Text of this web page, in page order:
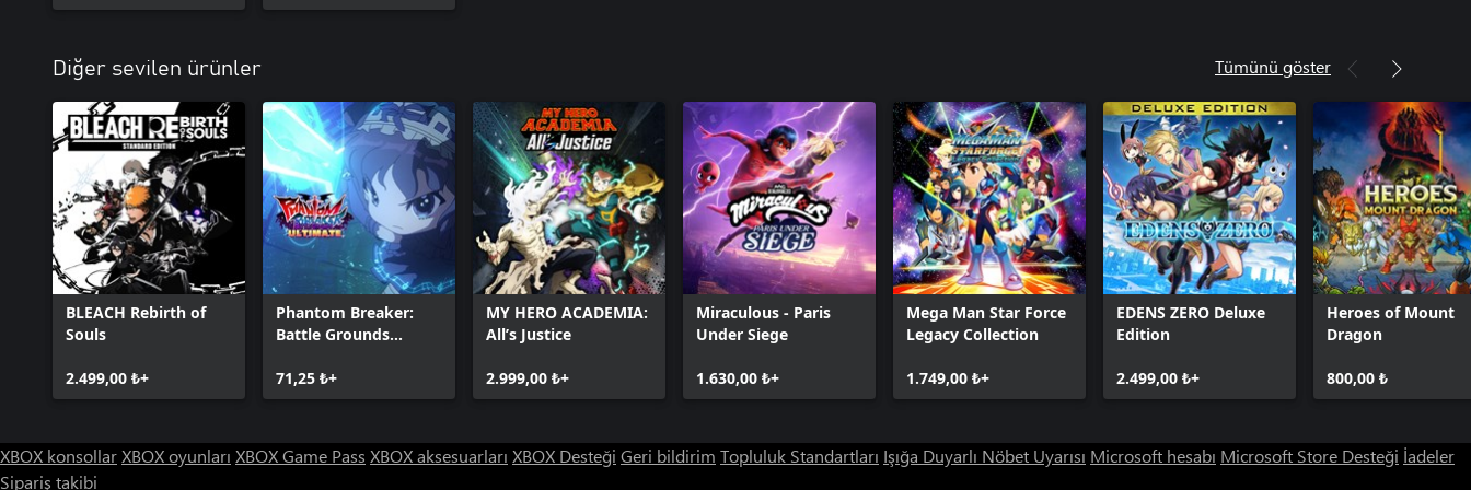
Diğer sevilen ürünler Tümünü göster
BLEACH Rebirth of
Souls
2.499,00 ₺+
Phantom Breaker:
Battle Grounds
71,25 ₺+
MY HERO ACADEMIA:
All’s Justice
2.999,00 ₺+
Miraculous - Paris
Under Siege
1.630,00 ₺+
Mega Man Star Force
Legacy Collection
1.749,00 ₺+
EDENS ZERO Deluxe
Edition
2.499,00 ₺+
Heroes of Mount
Dragon
800,00 ₺
XBOX konsollarXBOX oyunları XBOX Game Pass XBOX aksesuarları XBOX Desteği Geri bildirim Topluluk Standartları Işığa Duyarlı Nöbet Uyarısı Microsoft hesabı Microsoft Store Desteği İadeler
Sipariş takibi